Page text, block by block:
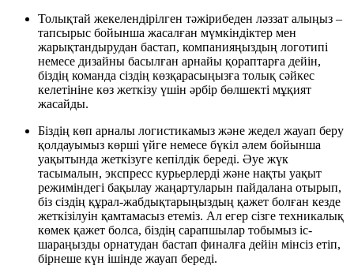
Толықтай жекелендірілген тәжірибеден ләззат алыңыз –
тапсырыс бойынша жасалған мүмкіндіктер мен
жарықтандырудан бастап, компанияңыздың логотипі
немесе дизайны басылған арнайы қораптарға дейін,
біздің команда сіздің көзқарасыңызға толық сәйкес
келетініне көз жеткізу үшін әрбір бөлшекті мұқият
жасайды.
Біздің көп арналы логистикамыз және жедел жауап беру
қолдауымыз көрші үйге немесе бүкіл әлем бойынша
уақытында жеткізуге кепілдік береді. Әуе жүк
тасымалын, экспресс курьерлерді және нақты уақыт
режиміндегі бақылау жаңартуларын пайдалана отырып,
біз сіздің құрал-жабдықтарыңыздың қажет болған кезде
жеткізілуін қамтамасыз етеміз. Ал егер сізге техникалық
көмек қажет болса, біздің сарапшылар тобымыз іс-
шараңызды орнатудан бастап финалға дейін мінсіз етіп,
бірнеше күн ішінде жауап береді.